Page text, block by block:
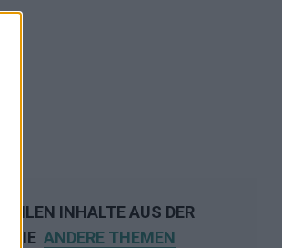
INHALTE AUS DER
ANDERE THEMEN